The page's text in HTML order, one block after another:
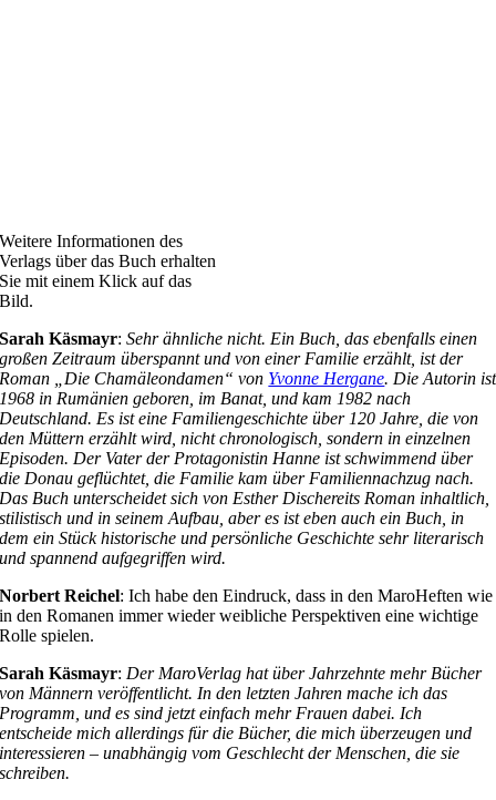
Weitere Informationen des
Verlags über das Buch erhalten
Sie mit einem Klick auf das
Bild.
Sarah Käsmayr:Sehr ähnliche nicht. Ein Buch, das ebenfalls einen
großen Zeitraum überspannt und von einer Familie erzählt, ist der
Roman „Die Chamäleondamen“ von Yvonne Hergane. Die Autorin ist
1968 in Rumänien geboren, im Banat, und kam 1982 nach
Deutschland. Es ist eine Familiengeschichte über 120 Jahre, die von
den Müttern erzählt wird, nicht chronologisch, sondern in einzelnen
Episoden. Der Vater der Protagonistin Hanne ist schwimmend über
die Donau geflüchtet, die Familie kam über Familiennachzug nach.
Das Buch unterscheidet sich von Esther Dischereits Roman inhaltlich,
stilistisch und in seinem Aufbau, aber es ist eben auch ein Buch, in
dem ein Stück historische und persönliche Geschichte sehr literarisch
und spannend aufgegriffen wird.
Norbert Reichel: Ich habe den Eindruck, dass in den MaroHeften wie
in den Romanen immer wieder weibliche Perspektiven eine wichtige
Rolle spielen.
Sarah Käsmayr: Der MaroVerlag hat über Jahrzehnte mehr Bücher
von Männern veröffentlicht. In den letzten Jahren mache ich das
Programm, und es sind jetzt einfach mehr Frauen dabei. Ich
entscheide mich allerdings für die Bücher, die mich überzeugen und
interessieren – unabhängig vom Geschlecht der Menschen, die sie
schreiben.